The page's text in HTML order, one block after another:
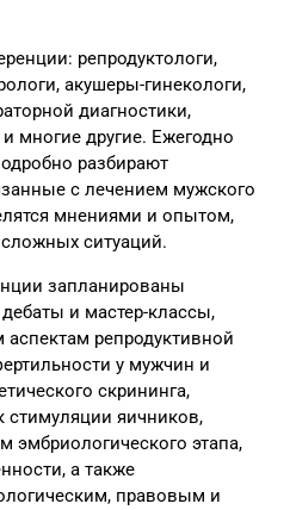
репродуктологи,
акушеры-гинекологи,
диагностики,
многие другие. Ежегодно
разбирают
с лечением мужского
мнениями и опытом,
ситуаций.
запланированы
и мастер-классы,
репродуктивной
у мужчин и
скрининга,
яичников,
эмбриологического этапа,
а также
правовым и